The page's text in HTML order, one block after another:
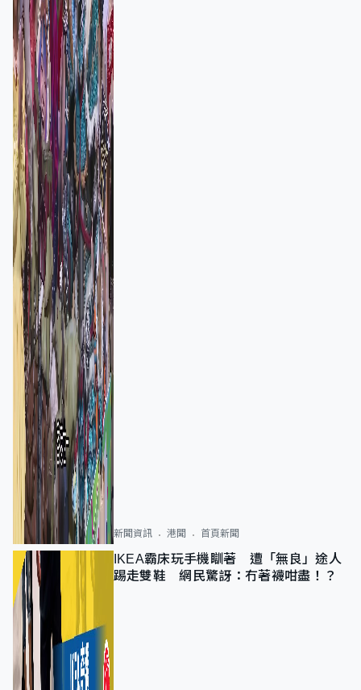
新聞資訊 港聞 首頁新聞
IKEA霸床玩手機瞓著 遭「無良」途人
踢走雙鞋 網民驚訝：冇著襪咁盡！？